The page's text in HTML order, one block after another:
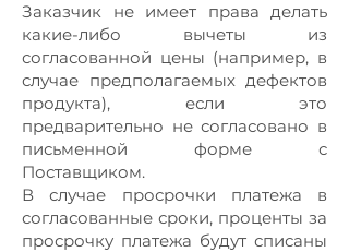
Заказчик не имеет права делать
какие-либо вычеты из
согласованной цены (например, в
случае предполагаемых дефектов
продукта), если это
предварительно не согласовано в
письменной форме с
Поставщиком.
В случае просрочки платежа в
согласованные сроки, проценты за
просрочку платежа будут списаны